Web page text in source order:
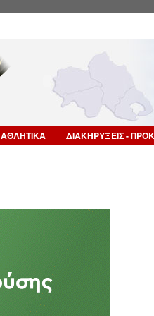
ΑΘΛΗΤΙΚΑ ΔΙΑΚΗΡΥΞΕΙΣ -